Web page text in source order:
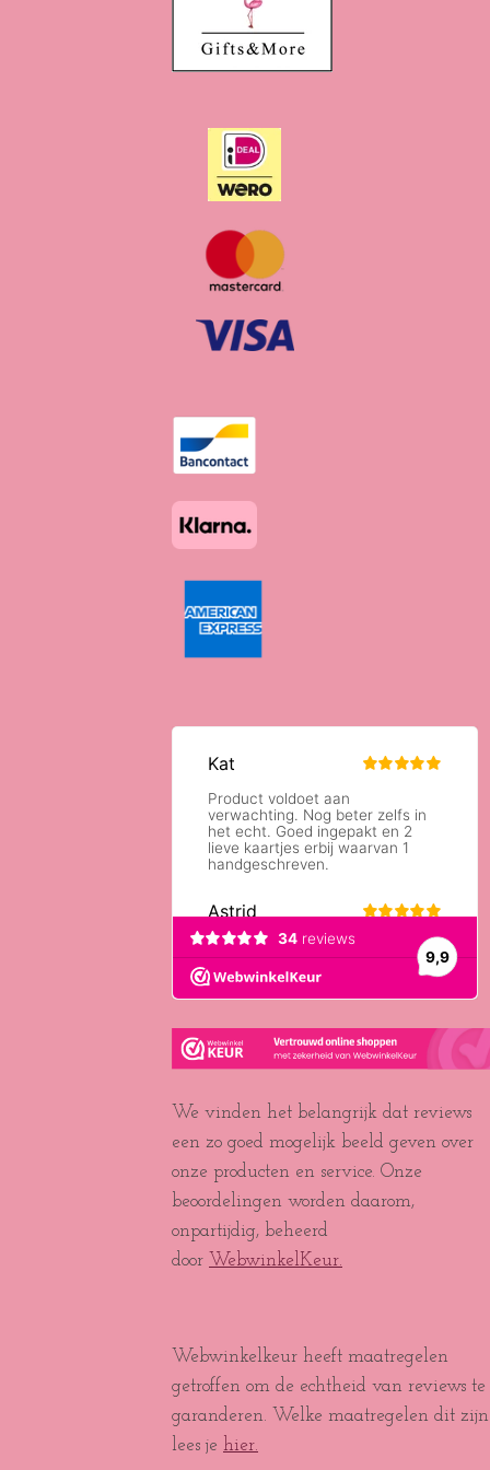
We vinden het belangrijk dat reviews
een zo goed mogelijk beeld geven over
onze producten en service. Onze
beoordelingen worden daarom,
onpartijdig, beheerd
door WebwinkelKeur.
Webwinkelkeur heeft maatregelen
getroffen om de echtheid van reviews te
garanderen. Welke maatregelen dit zijn
lees je hier.